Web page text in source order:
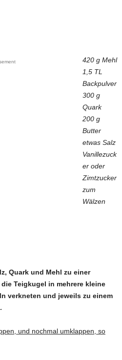
420 g Mehl
1,5 TL
Backpulver
300 g
Quark
200 g
Butter
etwas Salz
Vanillezuck
er oder
Zimtzucker
zum
Wälzen
Quark und Mehl zu einer
Teigkugel in mehrere kleine
verkneten und jeweils zu einem
und nochmal umklappen, so